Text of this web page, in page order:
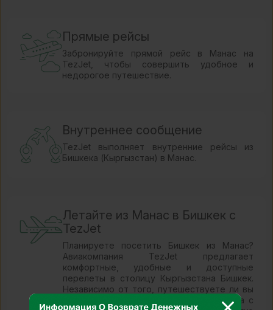
Прямые рейсы
Забронируйте прямой рейс в Манас на
TezJet, чтобы совершить удобное и
недорогое путешествие.
Внутреннее сообщение
TezJet выполняет внутренние рейсы из
Бишкека (Кыргызстан) в Манас.
Летайте из Манас в Бишкек с
TezJet
Планируете посетить Бишкек из Манас?
Авиакомпания TezJet предлагает
комфортные, удобные и доступные
перелеты в столицу Кыргызстана Бишкек.
Независимо от того, путешествуете ли вы
по делам, на отдых или для знакомства с